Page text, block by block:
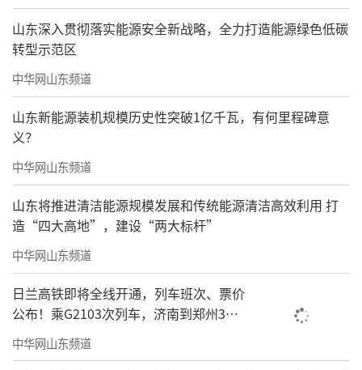
山东深入贯彻落实能源安全新战略，全力打造能源绿色低碳
转型示范区
中华网山东频道
山东新能源装机规模历史性突破1亿千瓦，有何里程碑意
义？
中华网山东频道
山东将推进清洁能源规模发展和传统能源清洁高效利用 打
造“四大高地”，建设“两大标杆”
中华网山东频道
日兰高铁即将全线开通，列车班次、票价
公布！乘G2103次列车，济南到郑州3小
时到达
中华网山东频道